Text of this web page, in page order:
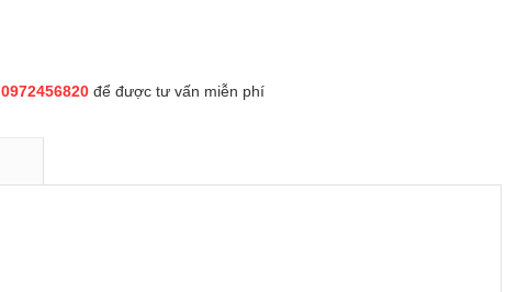
0972456820để được tư vấn miễn phí